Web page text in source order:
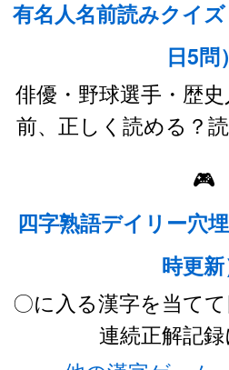
有名人名前読みクイ
日5問）
俳優・野球選手・歴
前、正しく読める？
🎮
四字熟語デイリー穴
時更新
〇に入る漢字を当て
連続正解記録